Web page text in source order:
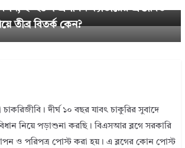
২০২৫ । প্রশাসন ক্যাডারের প্রস্তাবিত
তীব্র বিতর্ক কেন?
দীর্ঘ ১০ বছর যাবৎ চাকুরির সুবাদে
নিয়ে পড়াশুনা করছি। বিএসআর ব্লগে সরকারি
ও পরিপত্র পোস্ট করা হয়। এ ব্লগের কোন পোস্ট